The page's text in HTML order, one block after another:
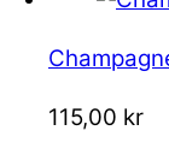
115,00 kr